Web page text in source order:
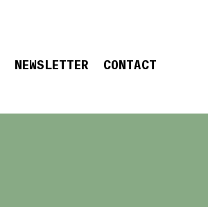
NEWSLETTER CONTACT